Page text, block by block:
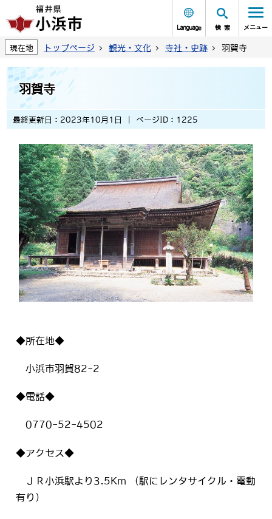
Language 検索 メニュー
現在地 トップページ 観光・文化 寺社・史跡 羽賀寺
羽賀寺
最終更新日：2023年10月1日 ページID：1225
◆所在地◆
小浜市羽賀82-2
◆電話◆
0770-52-4502
◆アクセス◆
ＪＲ小浜駅より3.5Km （駅にレンタサイクル・電動
有り）